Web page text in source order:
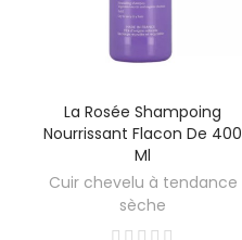
La Rosée Shampoing
Nourrissant Flacon De 400
Ml
Cuir chevelu à tendance
sèche